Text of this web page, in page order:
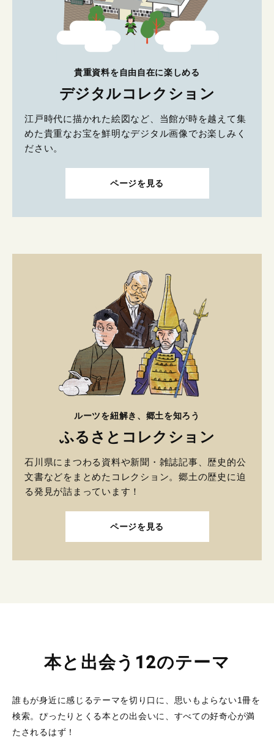
貴重資料を自由自在に楽しめる
デジタルコレクション
江戸時代に描かれた絵図など、当館が時を越えて集
めた貴重なお宝を鮮明なデジタル画像でお楽しみく
ださい。
ページを見る
ルーツを紐解き、郷土を知ろう
ふるさとコレクション
石川県にまつわる資料や新聞・雑誌記事、歴史的公
文書などをまとめたコレクション。郷土の歴史に迫
る発見が詰まっています！
ページを見る
本と出会う12のテーマ
誰もが身近に感じるテーマを切り口に、思いもよらない1冊を
検索。 ぴったりとくる本との出会いに、すべての好奇心が満
たされるはず！